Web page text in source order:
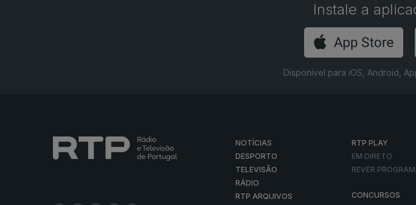
Instale a
Disponível para iOS, Android,
NOTÍCIAS
DESPORTO
TELEVISÃO
RÁDIO
RTP ARQUIVOS
RTP PLAY
EM DIRETO
REVER
CONCURSOS